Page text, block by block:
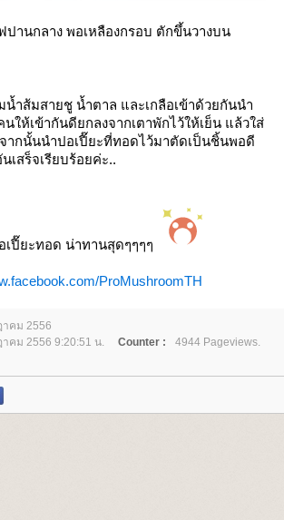
านกลาง พอเหลืองกรอบ ตักขึ้นวางบน
ำส้มสายชู น้ำตาล และเกลือเข้าด้วยกันนำ
ให้เข้ากันดียกลงจากเตาพักไว้ให้เย็น แล้วใส่
ากนั้นนำปอเปี๊ยะที่ทอดไว้มาตัดเป็นชิ้นพอดี
เสร็จเรียบร้อยค่ะ..
เปี๊ยะทอด น่าทานสุดๆๆๆๆ
ProMushroomTH
าคม 2556
าคม 2556 9:20:51 น. Counter :
4944 Pageviews.